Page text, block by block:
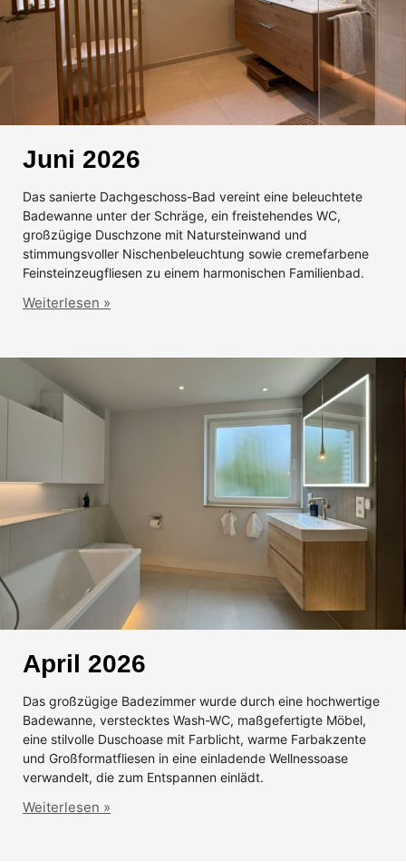
Juni 2026
Das sanierte Dachgeschoss-Bad vereint eine beleuchtete
Badewanne unter der Schräge, ein freistehendes WC,
großzügige Duschzone mit Natursteinwand und
stimmungsvoller Nischenbeleuchtung sowie cremefarbene
Feinsteinzeugfliesen zu einem harmonischen Familienbad.
Weiterlesen »
April 2026
Das großzügige Badezimmer wurde durch eine hochwertige
Badewanne, verstecktes Wash-WC, maßgefertigte Möbel,
eine stilvolle Duschoase mit Farblicht, warme Farbakzente
und Großformatfliesen in eine einladende Wellnessoase
verwandelt, die zum Entspannen einlädt.
Weiterlesen »